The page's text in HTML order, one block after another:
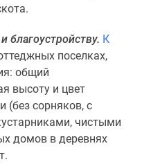
благоустройству. К
поселках,
общий
высоту и цвет
(без сорняков, с
чистыми
домов в деревнях